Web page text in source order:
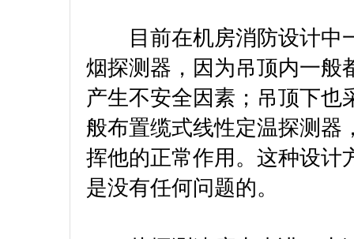
目前在机房消防设计中
烟探测器，因为吊顶内一般
产生不安全因素；吊顶下也
般布置缆式线性定温探测器
挥他的正常作用。这种设计
是没有任何问题的。